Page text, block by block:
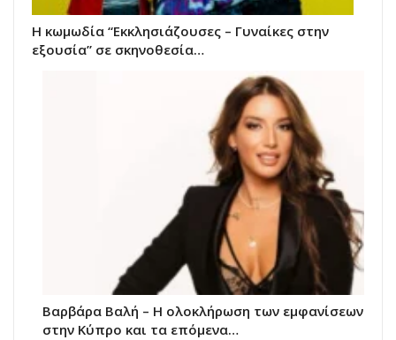
H κωμωδία “Εκκλησιάζουσες – Γυναίκες στην
εξουσία” σε σκηνοθεσία…
Βαρβάρα Βαλή – Η ολοκλήρωση των εμφανίσεων
στην Κύπρο και τα επόμενα…